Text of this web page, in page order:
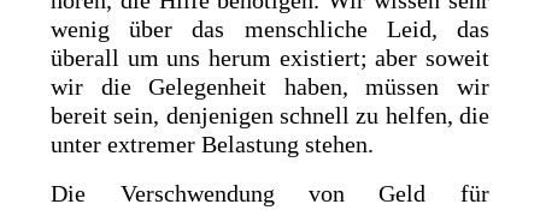
wenig über das menschliche Leid, das
überall um uns herum existiert; aber soweit
wir die Gelegenheit haben, müssen wir
bereit sein, denjenigen schnell zu helfen, die
unter extremer Belastung stehen.
Die Verschwendung von Geld für